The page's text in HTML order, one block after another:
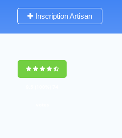
Inscription Artisan